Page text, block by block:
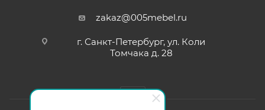
zakaz@005mebel.ru
г. Санкт-Петербург, ул. Коли
Томчака д. 28